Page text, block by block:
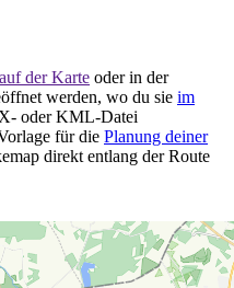
auf der Karte oder in der
werden, wo du sie im
oder KML-Datei
für die Planung deiner
direkt entlang der Route